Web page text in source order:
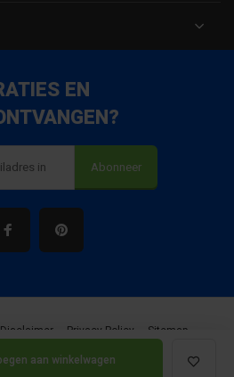
aan winkelwagen
EN
Abonneer
Disclaimer Privacy Policy Sitemap